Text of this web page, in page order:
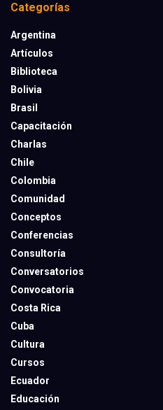
Categorías
Argentina
Artículos
Biblioteca
Bolivia
Brasil
Capacitación
Charlas
Chile
Colombia
Comunidad
Conceptos
Conferencias
Consultoría
Conversatorios
Convocatoria
Costa Rica
Cuba
Cultura
Cursos
Ecuador
Educación